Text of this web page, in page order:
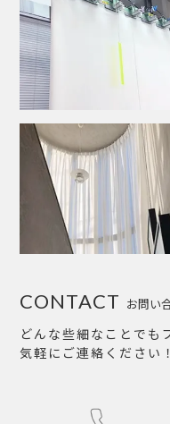
お問い
CONTACT
どんな些細なことでも
気軽にご連絡ください！